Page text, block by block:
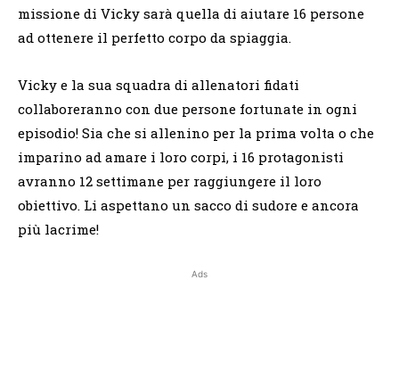
missione di Vicky sarà quella di aiutare 16 persone
ad ottenere il perfetto corpo da spiaggia.
Vicky e la sua squadra di allenatori fidati
collaboreranno con due persone fortunate in ogni
episodio! Sia che si allenino per la prima volta o che
imparino ad amare i loro corpi, i 16 protagonisti
avranno 12 settimane per raggiungere il loro
obiettivo. Li aspettano un sacco di sudore e ancora
più lacrime!
Ads